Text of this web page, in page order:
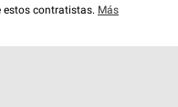
estos contratistas. Más